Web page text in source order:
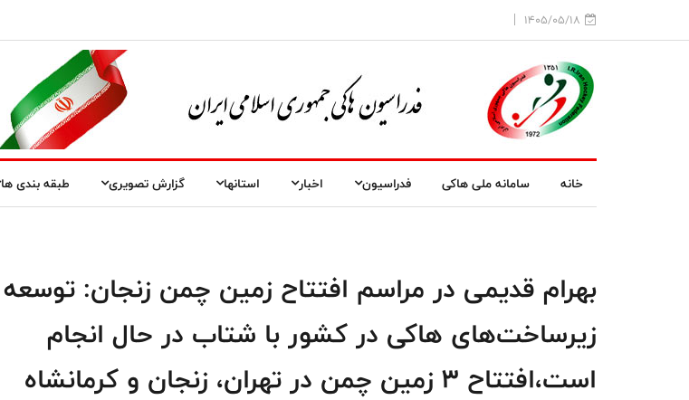
1405/05/18
خانه سامانه ملی هاکی فدراسیون اخبار استانها گزارش تصویری طبقه بندی ها
بهرام قدیمی در مراسم افتتاح زمین چمن زنجان: توسعه
زیرساخت‌های هاکی در کشور با شتاب در حال انجام
است،افتتاح ۳ زمین چمن در تهران، زنجان و کرمانشاه